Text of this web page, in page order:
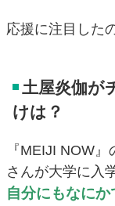
応援に注目した
土屋炎伽が
けは？
『MEIJI NOW
さんが大学に入
自分にもなに